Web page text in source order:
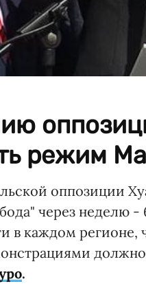
режим
оппозиции
через неделю -
в каждом
.